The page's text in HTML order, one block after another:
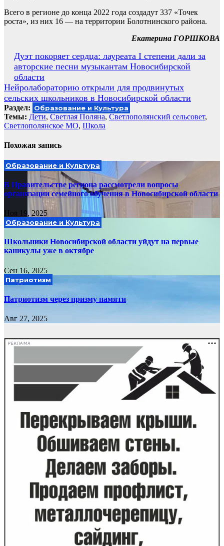
Всего в регионе до конца 2022 года создадут 337 «Точек
роста», из них 16 — на территории Болотнинского района.
Екатерина ГОРШКОВА
Навигация
по
записям
Дуэт покоряет сердца: лауреата I степени дали за
авторские песни музыкантам Новосибирской
области
Нейролабораторию открыли для продвинутых
сельских школьников в Новосибирской области
Раздел: Образование и Культура
Темы: Дети, Светлая Поляна, Светлополянский сельсовет,
Светлополянское МО, Школа
Похожая запись
Образование и Культура
В Правительстве региона рассмотрели вопросы
организации семейного обучения в Новосибирской области
Ноя 19, 2025
Образование и Культура
Школьники Новосибирской области уйдут на первые
каникулы уже в октябре
Сен 16, 2025
Патриотизм
Патриотизм через призму памяти
Авг 27, 2025
РЕКЛАМА